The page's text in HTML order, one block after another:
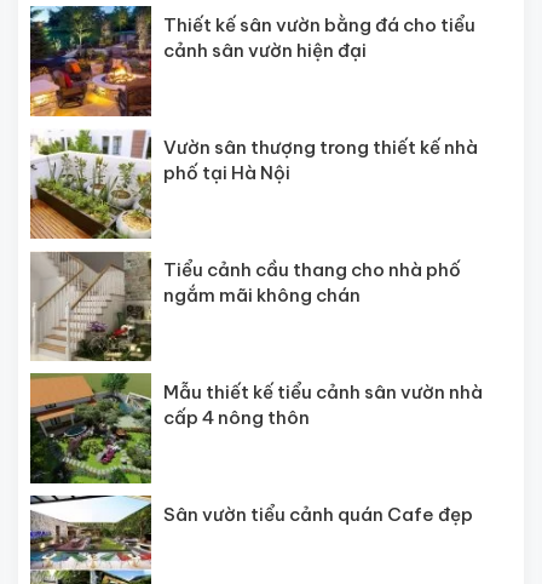
Thiết kế sân vườn bằng đá cho tiểu
cảnh sân vườn hiện đại
Vườn sân thượng trong thiết kế nhà
phố tại Hà Nội
Tiểu cảnh cầu thang cho nhà phố
ngắm mãi không chán
Mẫu thiết kế tiểu cảnh sân vườn nhà
cấp 4 nông thôn
Sân vườn tiểu cảnh quán Cafe đẹp